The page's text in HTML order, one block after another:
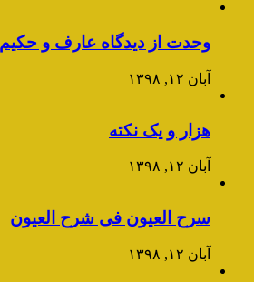
وحدت از دیدگاه عارف و حکیم
آبان ۱۲, ۱۳۹۸
هزار و یک نکته
آبان ۱۲, ۱۳۹۸
سرح العیون فی شرح العیون
آبان ۱۲, ۱۳۹۸